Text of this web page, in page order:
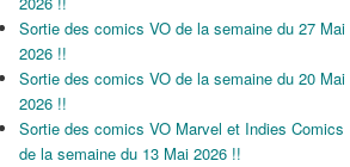
Sortie des comics VO de la semaine du 27 Mai
2026 !!
Sortie des comics VO de la semaine du 20 Mai
2026 !!
Sortie des comics VO Marvel et Indies Comics
de la semaine du 13 Mai 2026 !!